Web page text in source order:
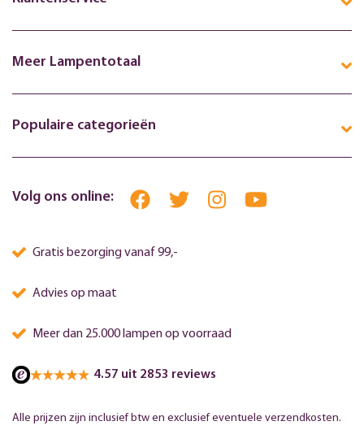
Meer Lampentotaal
Populaire categorieën
Volg ons online:
Gratis bezorging vanaf 99,-
Advies op maat
Meer dan 25.000 lampen op voorraad
4.57 uit 2853 reviews
Alle prijzen zijn inclusief btw en exclusief eventuele verzendkosten.